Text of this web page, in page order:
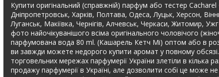
Купити оригінальний (справжній) парфум або тестер
Дніпропетровськ, Харків, Полтава, Одеса, Луцьк, Херсон,
Луганськ, Макіївка, Чернігів, Алчевськ, Черкаси, Житомир,
фото найочікуванішого всіма оригінального чоловічого
парфумована вода 80 ml. (Кашарель Кетч Мі) оптом або в
ви завжди можете недорого купити аромат у повному обсязі.
торговельних мережах парфумерії України злетіли в кілька
продажу парфумерії в Україні, але дозволити собі це може